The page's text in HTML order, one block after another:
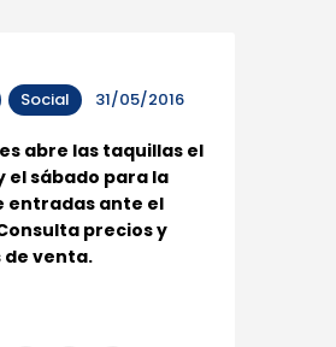
Social 31/05/2016
abre las taquillas el
el sábado para la
entradas ante el
precios y
venta.